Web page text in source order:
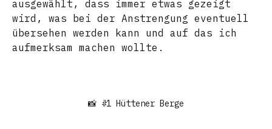
ausgewählt, dass immer etwas gezeigt
wird, was bei der Anstrengung eventuell
übersehen werden kann und auf das ich
aufmerksam machen wollte.
📸 #1 Hüttener Berge